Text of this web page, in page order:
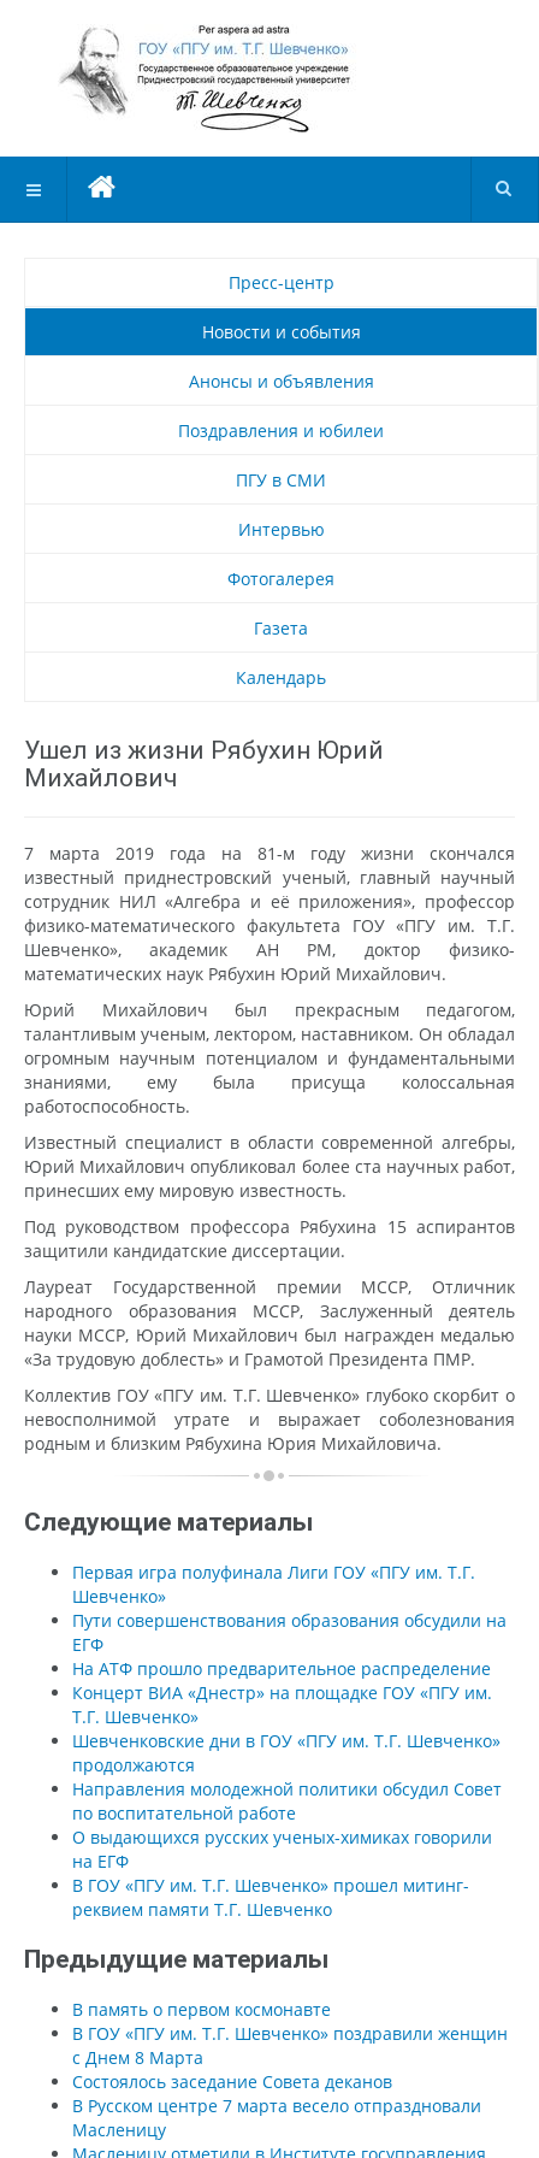
Пресс-центр
Новости и события
Анонсы и объявления
Поздравления и юбилеи
ПГУ в СМИ
Интервью
Фотогалерея
Газета
Календарь
Ушел из жизни Рябухин Юрий
Михайлович
7 марта 2019 года на 81-м году жизни скончался
известный приднестровский ученый, главный научный
сотрудник НИЛ «Алгебра и её приложения», профессор
физико-математического факультета ГОУ «ПГУ им. Т.Г.
Шевченко», академик АН РМ, доктор физико-
математических наук Рябухин Юрий Михайлович.
Юрий Михайлович был прекрасным педагогом,
талантливым ученым, лектором, наставником. Он обладал
огромным научным потенциалом и фундаментальными
знаниями, ему была присуща колоссальная
работоспособность.
Известный специалист в области современной алгебры,
Юрий Михайлович опубликовал более ста научных работ,
принесших ему мировую известность.
Под руководством профессора Рябухина 15 аспирантов
защитили кандидатские диссертации.
Лауреат Государственной премии МССР, Отличник
народного образования МССР, Заслуженный деятель
науки МССР, Юрий Михайлович был награжден медалью
«За трудовую доблесть» и Грамотой Президента ПМР.
Коллектив ГОУ «ПГУ им. Т.Г. Шевченко» глубоко скорбит о
невосполнимой утрате и выражает соболезнования
родным и близким Рябухина Юрия Михайловича.
Следующие материалы
Первая игра полуфинала Лиги ГОУ «ПГУ им. Т.Г.
Шевченко»
Пути совершенствования образования обсудили на
ЕГФ
На АТФ прошло предварительное распределение
Концерт ВИА «Днестр» на площадке ГОУ «ПГУ им.
Т.Г. Шевченко»
Шевченковские дни в ГОУ «ПГУ им. Т.Г. Шевченко»
продолжаются
Направления молодежной политики обсудил Совет
по воспитательной работе
О выдающихся русских ученых-химиках говорили
на ЕГФ
В ГОУ «ПГУ им. Т.Г. Шевченко» прошел митинг-
реквием памяти Т.Г. Шевченко
Предыдущие материалы
В память о первом космонавте
В ГОУ «ПГУ им. Т.Г. Шевченко» поздравили женщин
с Днем 8 Марта
Состоялось заседание Совета деканов
В Русском центре 7 марта весело отпраздновали
Масленицу
Масленицу отметили в Институте госуправления,